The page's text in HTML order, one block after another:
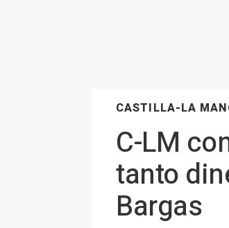
CASTILLA-LA
C-LM
tanto
Bargas